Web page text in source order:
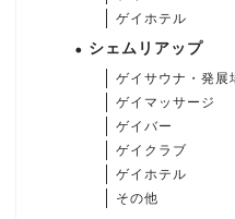
ゲイホテル
シェムリアップ
ゲイサウナ・発展
ゲイマッサージ
ゲイバー
ゲイクラブ
ゲイホテル
その他